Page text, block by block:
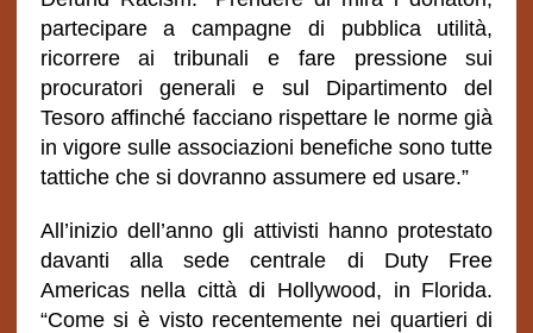
partecipare a campagne di pubblica utilità,
ricorrere ai tribunali e fare pressione sui
procuratori generali e sul Dipartimento del
Tesoro affinché facciano rispettare le norme già
in vigore sulle associazioni benefiche sono tutte
tattiche che si dovranno assumere ed usare.”
All’inizio dell’anno gli attivisti hanno protestato
davanti alla sede centrale di Duty Free
Americas nella città di Hollywood, in Florida.
“Come si è visto recentemente nei quartieri di